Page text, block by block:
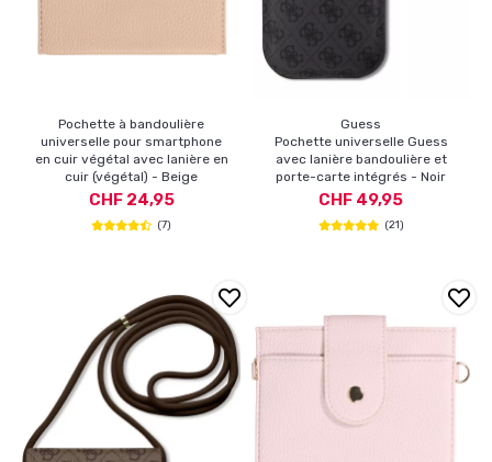
Pochette à bandoulière
universelle pour smartphone
en cuir végétal avec lanière en
cuir (végétal) - Beige
CHF 24,95
(7)
Guess
Pochette universelle Guess
avec lanière bandoulière et
porte-carte intégrés - Noir
CHF 49,95
(21)